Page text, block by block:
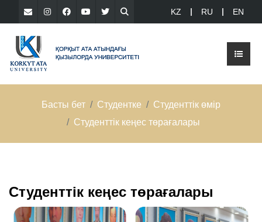
KZ RU EN
Басты бет Студентке
Студенттік өмір
Студенттік кеңес төрағалары
Студенттік кеңес төрағалары